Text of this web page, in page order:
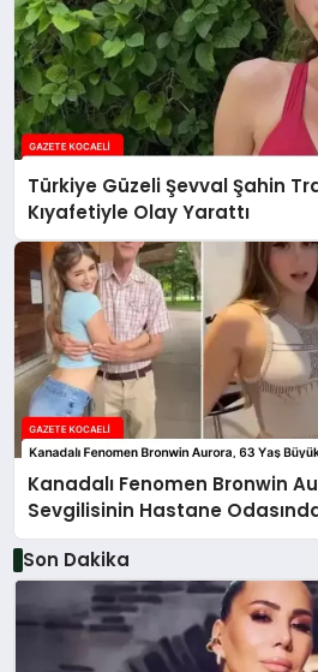
Türkiye Güzeli Şevval Şahin
Kıyafetiyle Olay Yarattı
Kanadalı Fenomen Bronwin
Sevgilisinin Hastane
Paylaşımıyla Olay Yarattı
Son Dakika